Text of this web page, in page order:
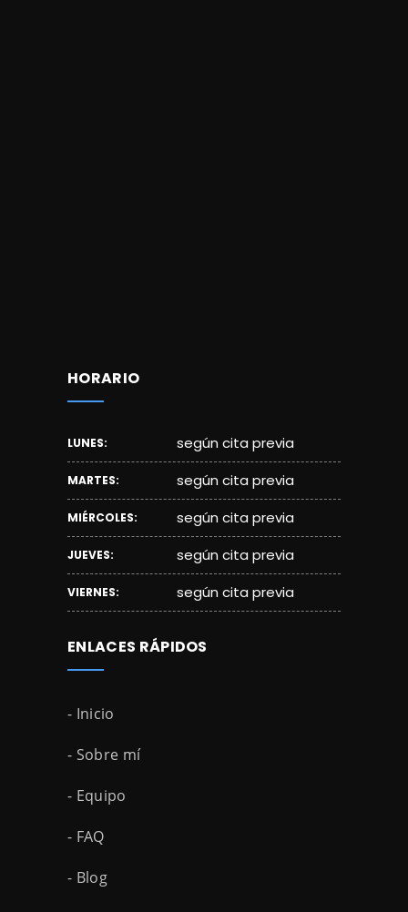
HORARIO
LUNES: según cita previa
MARTES: según cita previa
MIÉRCOLES: según cita previa
JUEVES: según cita previa
VIERNES: según cita previa
ENLACES RÁPIDOS
- Inicio
- Sobre mí
- Equipo
- FAQ
- Blog